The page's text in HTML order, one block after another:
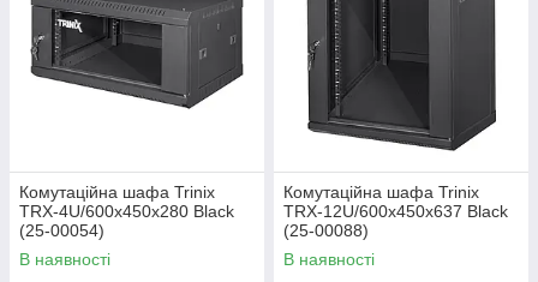
Комутаційна шафа Trinix
TRX-4U/600x450x280 Black
(25-00054)
В наявності
Комутаційна шафа Trinix
TRX-12U/600x450x637 Black
(25-00088)
В наявності